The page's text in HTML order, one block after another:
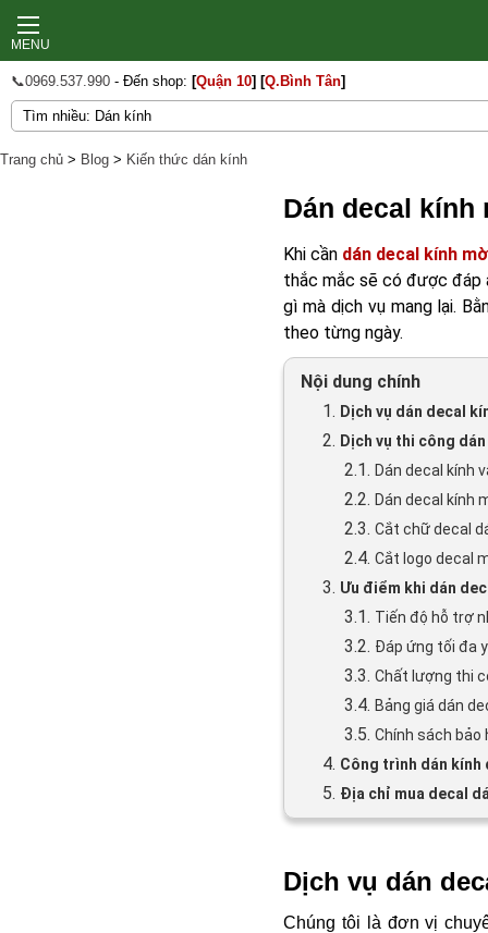
MENU
📞0969.537.990 - Đến shop: [Quận 10] [Q.Bình Tân]
Trang chủ > Blog > Kiến thức dán kính
Dán decal kính
Khi cần dán decal kính
thắc mắc sẽ có được đáp
gì mà dịch vụ mang lại.
theo từng ngày.
Nội dung chính
1. Dịch vụ dán decal
2. Dịch vụ thi công
2.1. Dán decal kính
2.2. Dán decal kính
2.3. Cắt chữ decal
2.4. Cắt logo decal
3. Ưu điểm khi dán
3.1. Tiến độ hỗ trợ
3.2. Đáp ứng tối đa
3.3. Chất lượng thi
3.4. Bảng giá dán
3.5. Chính sách bảo
4. Công trình dán kính
5. Địa chỉ mua decal
Dịch vụ dán
Chúng tôi là đơn vị